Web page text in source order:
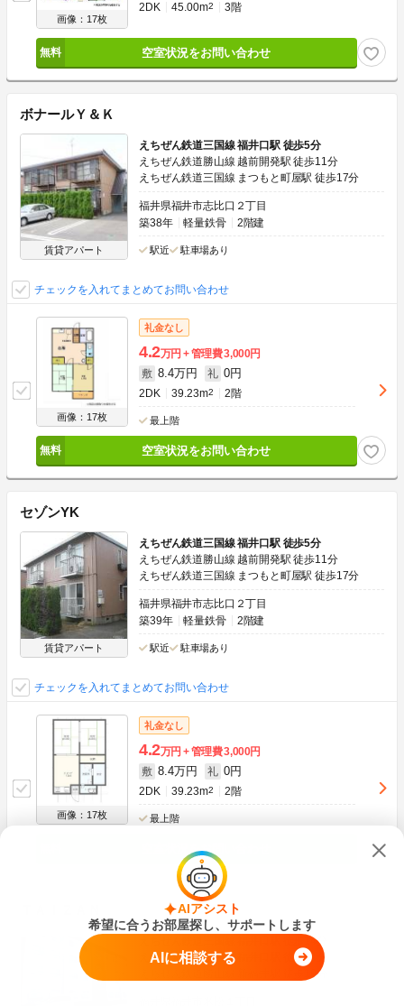
画像：17枚
2DK 45.00m2 3階
空室状況をお問い合わせ
ボナールＹ＆Ｋ
賃貸アパート
えちぜん鉄道三国線 福井口駅 徒歩5分
えちぜん鉄道勝山線 越前開発駅 徒歩11分
えちぜん鉄道三国線 まつもと町屋駅 徒歩17分
福井県福井市志比口２丁目
築38年
軽量鉄骨 2階建
駅近 駐車場あり
チェックを入れてまとめてお問い合わせ
画像：17枚
礼金なし
4.2万円 管理費3,000円
敷 8.4万円 礼 0円
2DK 39.23m2 2階
最上階
空室状況をお問い合わせ
セゾンYK
賃貸アパート
えちぜん鉄道三国線 福井口駅 徒歩5分
えちぜん鉄道勝山線 越前開発駅 徒歩11分
えちぜん鉄道三国線 まつもと町屋駅 徒歩17分
福井県福井市志比口２丁目
築39年
軽量鉄骨 2階建
駅近 駐車場あり
チェックを入れてまとめてお問い合わせ
画像：17枚
礼金なし
4.2万円 管理費3,000円
敷 8.4万円 礼 0円
2DK 39.23m2 2階
最上階
空室状況をお問い合わせ
えちぜん鉄道三国線 福井口駅 徒歩14分
えちぜん鉄道勝山線 福井口駅 徒歩14分
えちぜん鉄道勝山線 新福井駅 徒歩19分
AIアシスト
希望に合うお部屋探し、サポートします
AIに相談する